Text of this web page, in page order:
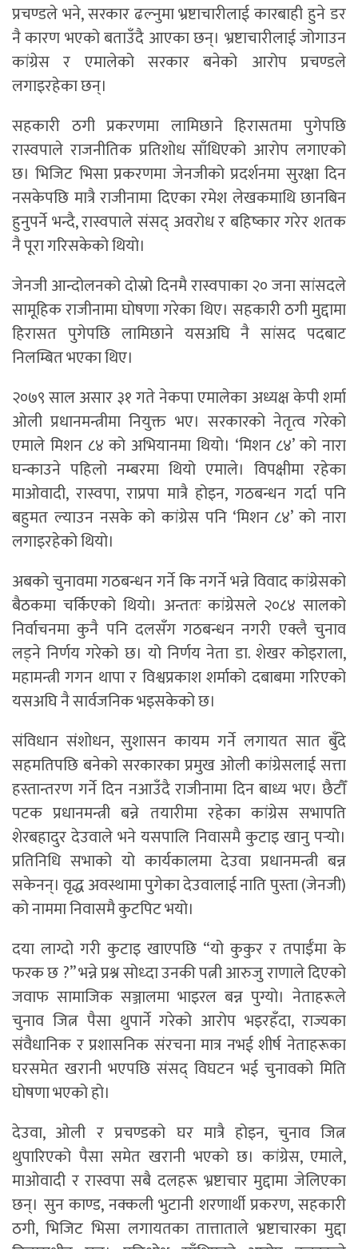
प्रचण्डले भने, सरकार ढल्नुमा भ्रष्टाचारीलाई कारबाही हुने डर
नै कारण भएको बताउँदै आएका छन्। भ्रष्टाचारीलाई जोगाउन
कांग्रेस र एमालेको सरकार बनेको आरोप प्रचण्डले
लगाइरहेका छन्।
सहकारी ठगी प्रकरणमा लामिछाने हिरासतमा पुगेपछि
रास्वपाले राजनीतिक प्रतिशोध साँधिएको आरोप लगाएको
छ। भिजिट भिसा प्रकरणमा जेनजीको प्रदर्शनमा सुरक्षा दिन
नसकेपछि मात्रै राजीनामा दिएका रमेश लेखकमाथि छानबिन
हुनुपर्ने भन्दै, रास्वपाले संसद् अवरोध र बहिष्कार गरेर शतक
नै पूरा गरिसकेको थियो।
जेनजी आन्दोलनको दोस्रो दिनमै रास्वपाका २० जना सांसदले
सामूहिक राजीनामा घोषणा गरेका थिए। सहकारी ठगी मुद्दामा
हिरासत पुगेपछि लामिछाने यसअघि नै सांसद पदबाट
निलम्बित भएका थिए।
२०७९ साल असार ३१ गते नेकपा एमालेका अध्यक्ष केपी शर्मा
ओली प्रधानमन्त्रीमा नियुक्त भए। सरकारको नेतृत्व गरेको
एमाले मिशन ८४ को अभियानमा थियो। ‘मिशन ८४’ को नारा
घन्काउने पहिलो नम्बरमा थियो एमाले। विपक्षीमा रहेका
माओवादी, रास्वपा, राप्रपा मात्रै होइन, गठबन्धन गर्दा पनि
बहुमत ल्याउन नसके को कांग्रेस पनि ‘मिशन ८४’ को नारा
लगाइरहेको थियो।
अबको चुनावमा गठबन्धन गर्ने कि नगर्ने भन्ने विवाद कांग्रेसको
बैठकमा चर्किएको थियो। अन्ततः कांग्रेसले २०८४ सालको
निर्वाचनमा कुनै पनि दलसँग गठबन्धन नगरी एक्लै चुनाव
लड्ने निर्णय गरेको छ। यो निर्णय नेता डा. शेखर कोइराला,
महामन्त्री गगन थापा र विश्वप्रकाश शर्माको दबाबमा गरिएको
यसअघि नै सार्वजनिक भइसकेको छ।
संविधान संशोधन, सुशासन कायम गर्ने लगायत सात बुँदे
सहमतिपछि बनेको सरकारका प्रमुख ओली कांग्रेसलाई सत्ता
हस्तान्तरण गर्ने दिन नआउँदै राजीनामा दिन बाध्य भए। छैटौँ
पटक प्रधानमन्त्री बन्ने तयारीमा रहेका कांग्रेस सभापति
शेरबहादुर देउवाले भने यसपालि निवासमै कुटाइ खानु पर्‍यो।
प्रतिनिधि सभाको यो कार्यकालमा देउवा प्रधानमन्त्री बन्न
सकेनन्। वृद्ध अवस्थामा पुगेका देउवालाई नाति पुस्ता (जेनजी)
को नाममा निवासमै कुटपिट भयो।
दया लाग्दो गरी कुटाइ खाएपछि “यो कुकुर र तपाईँमा के
फरक छ ?” भन्ने प्रश्न सोध्दा उनकी पत्नी आरुजु राणाले दिएको
जवाफ सामाजिक सञ्जालमा भाइरल बन्न पुग्यो। नेताहरूले
चुनाव जित्न पैसा थुपार्ने गरेको आरोप भइरहँदा, राज्यका
संवैधानिक र प्रशासनिक संरचना मात्र नभई शीर्ष नेताहरूका
घरसमेत खरानी भएपछि संसद् विघटन भई चुनावको मिति
घोषणा भएको हो।
देउवा, ओली र प्रचण्डको घर मात्रै होइन, चुनाव जित्न
थुपारिएको पैसा समेत खरानी भएको छ। कांग्रेस, एमाले,
माओवादी र रास्वपा सबै दलहरू भ्रष्टाचार मुद्दामा जेलिएका
छन्। सुन काण्ड, नक्कली भुटानी शरणार्थी प्रकरण, सहकारी
ठगी, भिजिट भिसा लगायतका तात्ताताले भ्रष्टाचारका मुद्दा